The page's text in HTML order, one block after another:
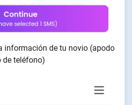
información de tu novio (apodo
de teléfono)